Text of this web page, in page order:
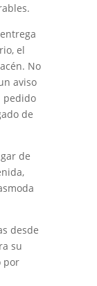
el
No
aviso
pedido
de
de
desde
su
por